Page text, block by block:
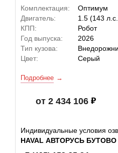
Комплектация:
Оптимум
Двигатель:
1.5 (143
КПП:
Робот
Год выпуска:
2026
Тип кузова:
Цвет:
Серый
Подробнее
от 2 434 106
Индивидуальные условия
HAVAL АВТОРУСЬ БУТОВО